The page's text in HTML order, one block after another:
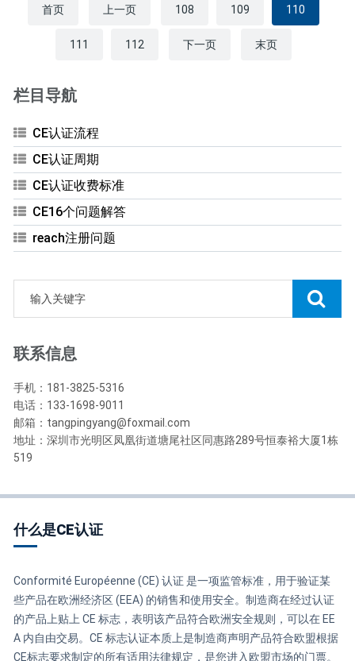
首页 上一页 108 109 110
111 112 下一页 末页
栏目导航
CE认证流程
CE认证周期
CE认证收费标准
CE16个问题解答
reach注册问题
联系信息
手机：181-3825-5316
电话：133-1698-9011
邮箱：tangpingyang@foxmail.com
地址：深圳市光明区凤凰街道塘尾社区同惠路289号恒泰裕大厦1栋
519
什么是CE认证
Conformité Européenne (CE) 认证 是一项监管标准，用于验证某
些产品在欧洲经济区 (EEA) 的销售和使用安全。制造商在经过认证
的产品上贴上 CE 标志，表明该产品符合欧洲安全规则，可以在 EE
A 内自由交易。CE 标志认证本质上是制造商声明产品符合欧盟根据
CE标志要求制定的所有适用法律规定，是您进入欧盟市场的门票。